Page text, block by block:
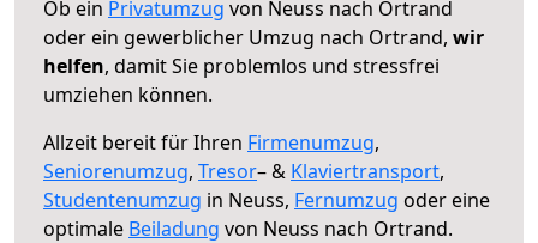
Ob ein Privatumzug von Neuss nach Ortrand
oder ein gewerblicher Umzug nach Ortrand, wir
helfen, damit Sie problemlos und stressfrei
umziehen können.
Allzeit bereit für Ihren Firmenumzug,
Seniorenumzug, Tresor– & Klaviertransport,
Studentenumzug in Neuss, Fernumzug oder eine
optimale Beiladung von Neuss nach Ortrand.